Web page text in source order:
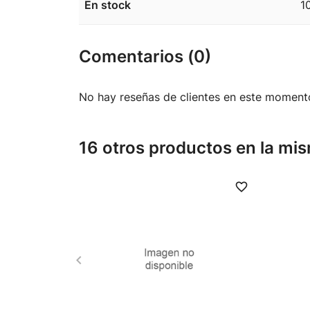
En stock
Comentarios (0)
No hay reseñas de clientes en este
16 otros productos en la
favorite_border